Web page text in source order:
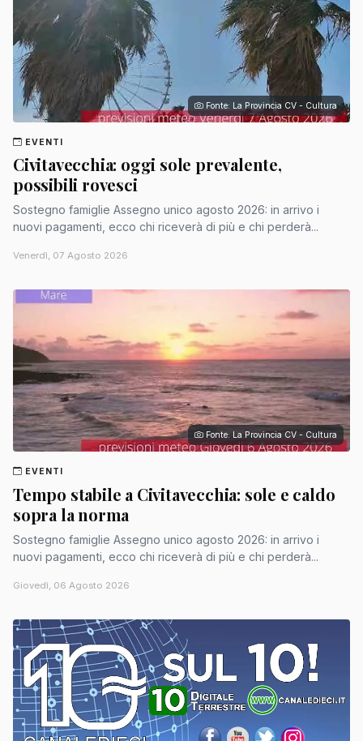
Fonte: La Provincia CV - Cultura
EVENTI
Civitavecchia: oggi sole prevalente,
possibili rovesci
Sostegno famiglie Assegno unico agosto 2026: in arrivo i
nuovi pagamenti, ecco chi riceverà di più e chi perderà...
Venerdì, 07 Agosto 2026
Fonte: La Provincia CV - Cultura
EVENTI
Tempo stabile a Civitavecchia: sole e caldo
sopra la norma
Sostegno famiglie Assegno unico agosto 2026: in arrivo i
nuovi pagamenti, ecco chi riceverà di più e chi perderà...
Giovedì, 06 Agosto 2026